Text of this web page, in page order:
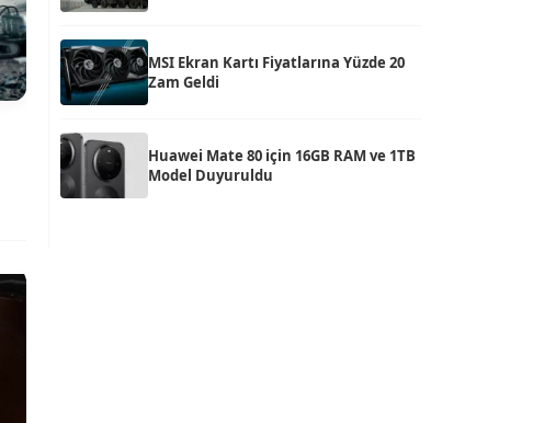
MSI Ekran Kartı Fiyatlarına Yüzde 20
Zam Geldi
Huawei Mate 80 için 16GB RAM ve 1TB
Model Duyuruldu